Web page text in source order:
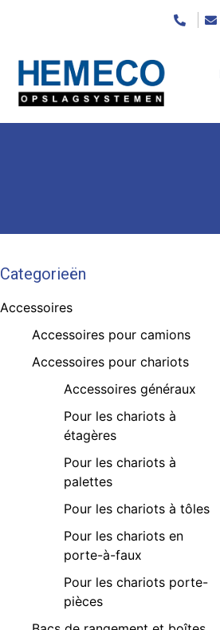
Categorieën
Accessoires
Accessoires pour camions
Accessoires pour chariots
Accessoires généraux
Pour les chariots à
étagères
Pour les chariots à
palettes
Pour les chariots à tôles
Pour les chariots en
porte-à-faux
Pour les chariots porte-
pièces